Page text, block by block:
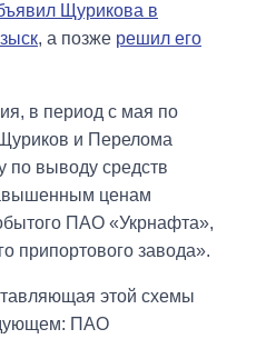
Щурикова в
, а позже решил его
в период с мая по
и Перелома
по выводу средств
ценам
ПАО «Укрнафта»,
припортового завода».
этой схемы
ПАО